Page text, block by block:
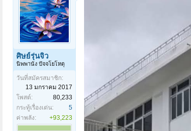
ศิษย์รุ่นจิ๋ว
นิพพานัง ปัจจโยโหตุ
วันที่สมัครสมาชิก:
13 มกราคม 2017
โพสต์:
80,233
กระทู้เรื่องเด่น:
5
ค่าพลัง:
+93,223